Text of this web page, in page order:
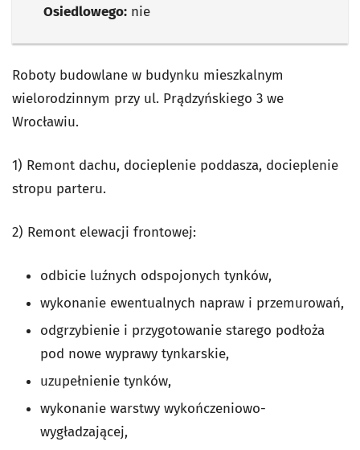
Osiedlowego: nie
Roboty budowlane w budynku mieszkalnym
wielorodzinnym przy ul. Prądzyńskiego 3 we
Wrocławiu.
1) Remont dachu, docieplenie poddasza, docieplenie
stropu parteru.
2) Remont elewacji frontowej:
odbicie luźnych odspojonych tynków,
wykonanie ewentualnych napraw i przemurowań,
odgrzybienie i przygotowanie starego podłoża
pod nowe wyprawy tynkarskie,
uzupełnienie tynków,
wykonanie warstwy wykończeniowo-
wygładzającej,